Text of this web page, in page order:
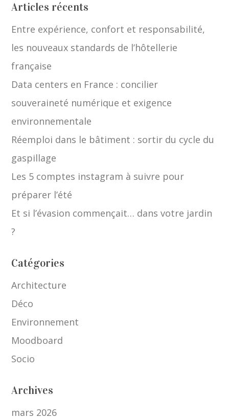
Articles récents
Entre expérience, confort et responsabilité,
les nouveaux standards de l’hôtellerie
française
Data centers en France : concilier
souveraineté numérique et exigence
environnementale
Réemploi dans le bâtiment : sortir du cycle du
gaspillage
Les 5 comptes instagram à suivre pour
préparer l’été
Et si l’évasion commençait… dans votre jardin
?
Catégories
Architecture
Déco
Environnement
Moodboard
Socio
Archives
mars 2026